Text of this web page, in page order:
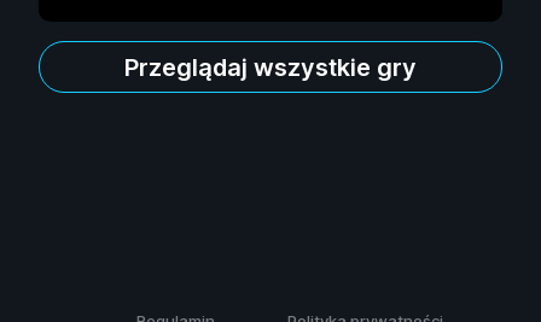
Przeglądaj wszystkie gry